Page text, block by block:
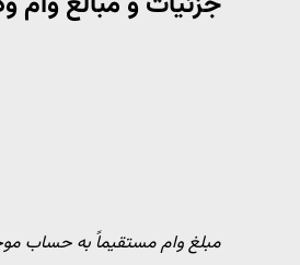
مبلغ وام مستقیماً به حساب